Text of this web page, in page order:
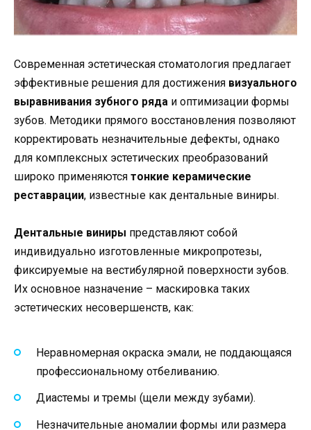
Современная эстетическая стоматология предлагает
эффективные решения для достижения визуального
выравнивания зубного ряда и оптимизации формы
зубов. Методики прямого восстановления позволяют
корректировать незначительные дефекты, однако
для комплексных эстетических преобразований
широко применяются тонкие керамические
реставрации, известные как дентальные виниры.
Дентальные виниры представляют собой
индивидуально изготовленные микропротезы,
фиксируемые на вестибулярной поверхности зубов.
Их основное назначение – маскировка таких
эстетических несовершенств, как:
Неравномерная окраска эмали, не поддающаяся
профессиональному отбеливанию.
Диастемы и тремы (щели между зубами).
Незначительные аномалии формы или размера